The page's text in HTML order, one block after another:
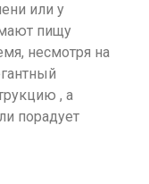
или у
пищу
несмотря на
, а
порадует